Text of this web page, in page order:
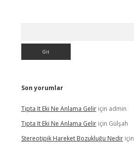
Son yorumlar
Tıpta It Eki Ne Anlama Geliriçin admin
Tıpta It Eki Ne Anlama Geliriçin Gülşah
Stereotipik Hareket Bozukluğu Nediriçin